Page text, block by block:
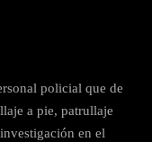
policial que de
a pie, patrullaje
en el